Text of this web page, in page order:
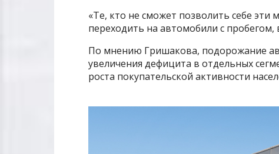
«Те, кто не сможет позволить себе эти
переходить на автомобили с
По мнению Гришакова, подорожание
увеличения дефицита в отдельных
роста покупательской активности